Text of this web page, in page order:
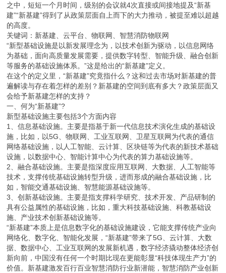
之中，短短一个月时间，级别的会议就4次直接或间接地提及“新基
建”“新基建”得到了从政策层面自上而下的大力推动，被提至难以超越
的高度。
关键词：新基建、云平台、物联网、智慧消防物联网
“新型基础设施是以新发展理念为，以技术创新为驱动，以信息网络
为基础，面向高质量发展需要，提供数字转型、智能升级、融合创新
等服务的基础设施体系。”这是给出的“新基建”定义。
在这个的定义里，“新基建”究竟指什么？这和过去市场对新基建的普
遍解读与存在着怎样的差别？新基建的空间到底有多大？政策层面又
会给予新基建怎样的支持？
一、何为“新基建”?
新型基础设施主要包括3个方面内容
1、信息基础设施。主要是指基于新一代信息技术演化生成的基础设
施，比如，以5G、物联网、工业互联网、卫星互联网为代表的通信
网络基础设施，以人工智能、云计算、区块链等为代表的新技术基础
设施，以数据中心、智能计算中心为代表的算力基础设施等。
2、融合基础设施。主要是指深度应用互联网、大数据、人工智能等
技术，支撑传统基础设施转型升级，进而形成的融合基础设施，比
如，智能交通基础设施、智慧能源基础设施等。
3、创新基础设施。主要是指支撑科学研究、技术开发、产品研制的
具有公益属性的基础设施，比如，重大科技基础设施、科教基础设
施、产业技术创新基础设施等。
“新基建”本质上是信息数字化的基础设施建设，它能支撑传统产业向
网络化、数字化、智能化发展，“新基建”带来了5G、云计算、大数
据、数据中心、工业互联网的发展新机遇，数字经济撬动整体经济创
新向前，中国没有任何一个时期比现在更能彰显“科技体现生产力”的
价值。新基建激发百行百业智慧消防行业新潜能，智慧消防产业创新